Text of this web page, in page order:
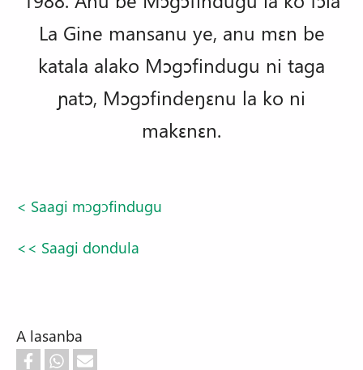
La Gine mansanu ye, anu mɛn be
katala alako Mɔgɔfindugu ni taga
ɲatɔ, Mɔgɔfindeŋɛnu la ko ni
makɛnɛn.
< Saagi mɔgɔfindugu
<< Saagi dondula
A lasanba